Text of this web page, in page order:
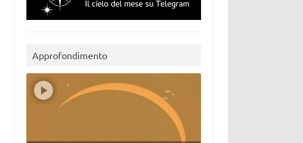
Approfondimento